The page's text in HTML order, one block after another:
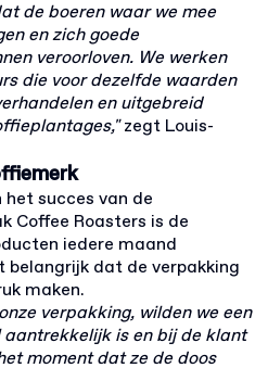
de boeren waar we mee
en zich goede
veroorloven. We werken
die voor dezelfde waarden
en uitgebreid
zegt Louis-
succes van de
Coffee Roasters is de
iedere maand
belangrijk dat de verpakking
maken.
verpakking, wilden we een
is en bij de klant
moment dat ze de doos